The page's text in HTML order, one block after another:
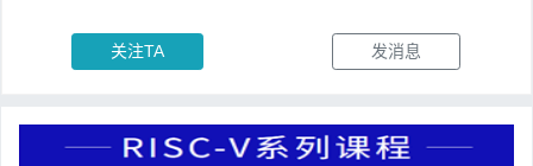
关注TA 发消息